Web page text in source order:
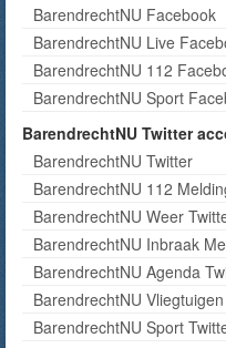
BarendrechtNU Facebook
BarendrechtNU Live
BarendrechtNU 112
BarendrechtNU Sport
BarendrechtNU Twitter
BarendrechtNU Twitter
BarendrechtNU 112
BarendrechtNU Weer
BarendrechtNU Inbraak
BarendrechtNU Agenda
BarendrechtNU
BarendrechtNU Sport